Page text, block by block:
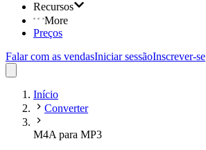
Recursos
More
Preços
Falar com as vendasIniciar sessãoInscrever-se
Início
Converter
M4A para MP3